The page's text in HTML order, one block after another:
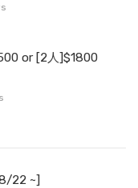
or [2人]$1800
22 ~]